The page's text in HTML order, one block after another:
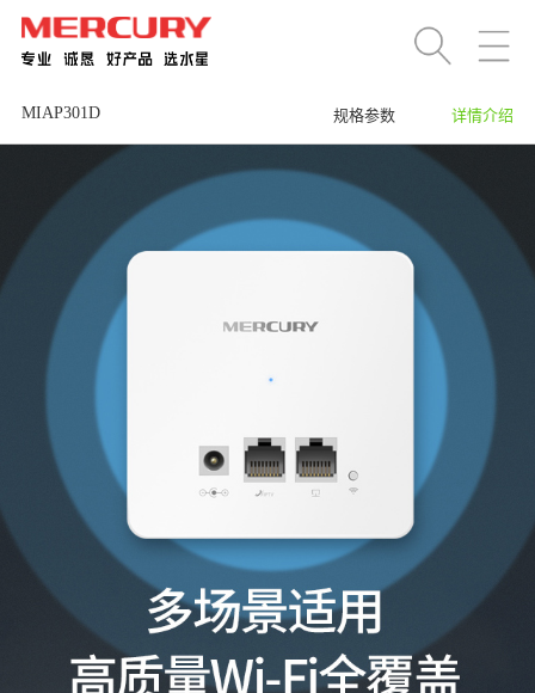
MIAP301D 规格参数 详情介绍